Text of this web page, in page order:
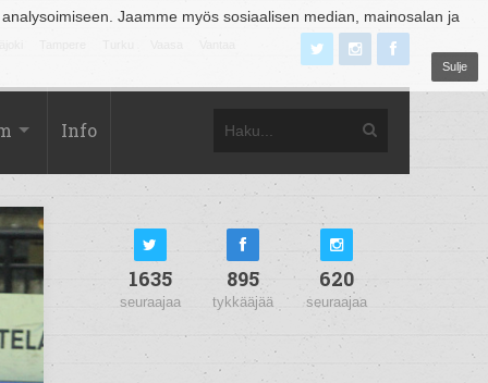
Jaamme myös sosiaalisen median, mainosalan ja
Sulje
Info
1635
seuraajaa
895
tykkääjää
620
seuraajaa